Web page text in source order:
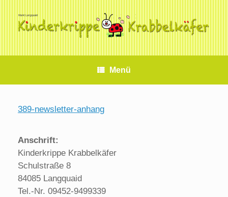
Inhalt
springen
Menü
389-newsletter-anhang
Anschrift:
Kinderkrippe Krabbelkäfer
Schulstraße 8
84085 Langquaid
Tel.-Nr. 09452-9499339